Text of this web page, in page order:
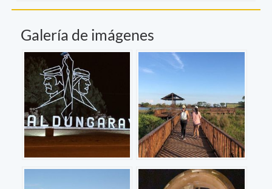
Galería de imágenes